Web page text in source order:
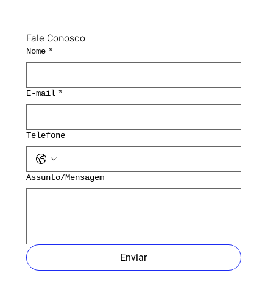
Fale Conosco
Nome *
E-mail *
Telefone
Assunto/Mensagem
Enviar